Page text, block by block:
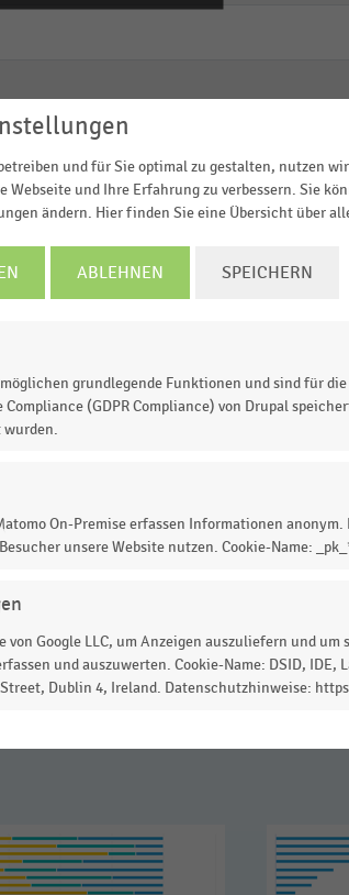
empty
empty empty
empty
Flughäfen in Deutschland
Statistik? Jetzt einloggen oder
und für Sie optimal zu gestalten, nutzen
Webseite und Ihre Erfahrung zu verbessern. Sie
ändern. Hier finden Sie eine Übersicht über
ABLEHNEN SPEICHERN
grundlegende Funktionen und sind für
(GDPR Compliance) von Drupal
wurden.
On-Premise erfassen Informationen
unsere Website nutzen. Cookie-Name:
von Google LLC, um Anzeigen auszuliefern und
und auszuwerten. Cookie-Name: DSID, IDE,
Street, Dublin 4, Ireland. Datenschutzhinweise: